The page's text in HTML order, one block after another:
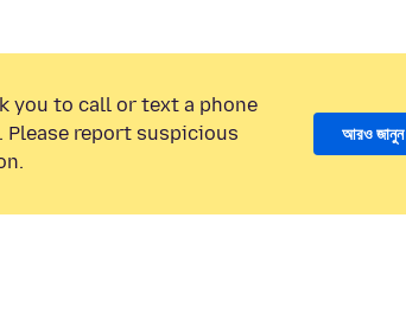
you to call or text a phone
report suspicious
আরও জানুন